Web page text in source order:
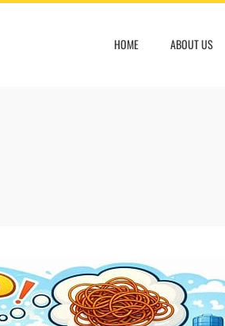
HOME ABOUT US